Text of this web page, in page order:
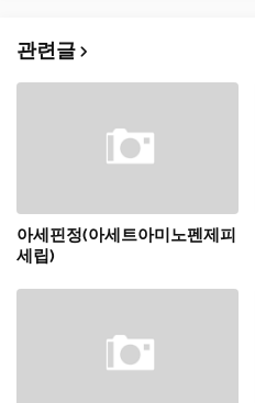
관련글
아세핀정(아세트아미노펜제피
세립)